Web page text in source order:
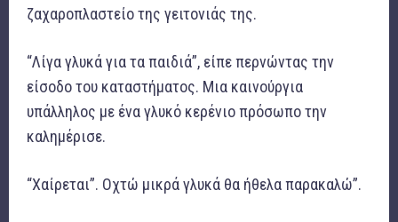
ζαχαροπλαστείο της γειτονιάς της.
“Λίγα γλυκά για τα παιδιά”, είπε περνώντας την
είσοδο του καταστήματος. Μια καινούργια
υπάλληλος με ένα γλυκό κερένιο πρόσωπο την
καλημέρισε.
“Χαίρεται”. Οχτώ μικρά γλυκά θα ήθελα παρακαλώ”.